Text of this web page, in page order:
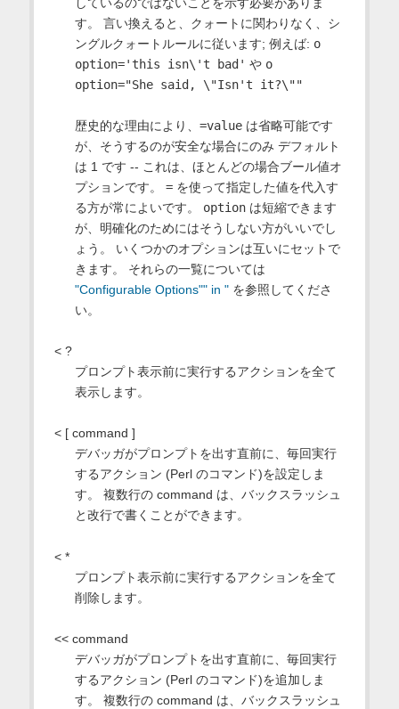
しているのではないことを示す必要がありま
す。 言い換えると、クォートに関わりなく、シ
ングルクォートルールに従います; 例えば: o
option='this isn\'t bad' や o
option="She said, \"Isn't it?\""
歴史的な理由により、 =valueは省略可能です
が、そうするのが安全な場合にのみ デフォルト
は 1 です -- これは、ほとんどの場合ブール値オ
プションです。 =を使って指定した値を代入す
る方が常によいです。 optionは短縮できます
が、明確化のためにはそうしない方がいいでし
ょう。 いくつかのオプションは互いにセットで
きます。 それらの一覧については
"Configurable Options"" in "を参照してくださ
い。
< ?
プロンプト表示前に実行するアクションを全て
表示します。
< [ command ]
デバッガがプロンプトを出す直前に、毎回実行
するアクション (Perl のコマンド)を設定しま
す。 複数行の command は、バックスラッシュ
と改行で書くことができます。
< *
プロンプト表示前に実行するアクションを全て
削除します。
<< command
デバッガがプロンプトを出す直前に、毎回実行
するアクション (Perl のコマンド)を追加しま
す。 複数行の command は、バックスラッシュ